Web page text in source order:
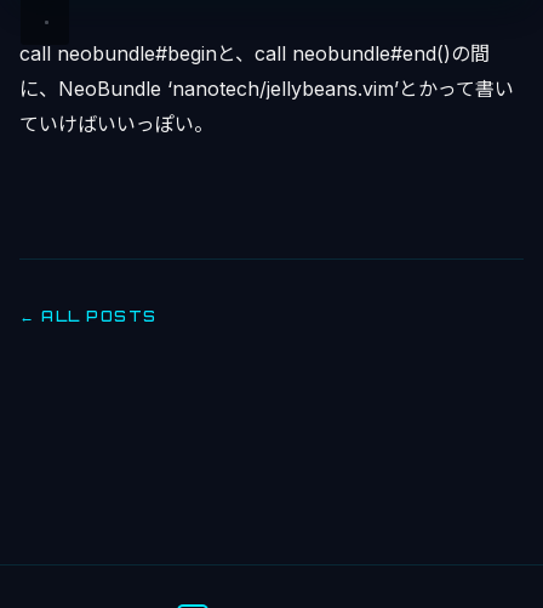
call neobundle#beginと、call neobundle#end()の間
に、NeoBundle ‘nanotech/jellybeans.vim’とかって書い
ていけばいいっぽい。
← ALL POSTS